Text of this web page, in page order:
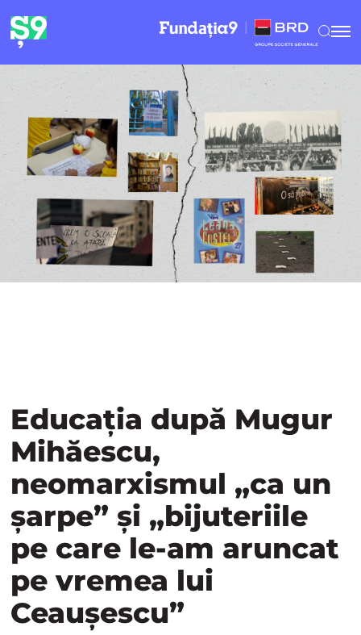
Educația după Mugur
Mihăescu,
neomarxismul „ca un
șarpe” și „bijuteriile
pe care le-am aruncat
pe vremea lui
Ceaușescu”